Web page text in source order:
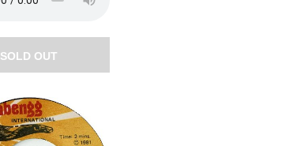
SOLD OUT